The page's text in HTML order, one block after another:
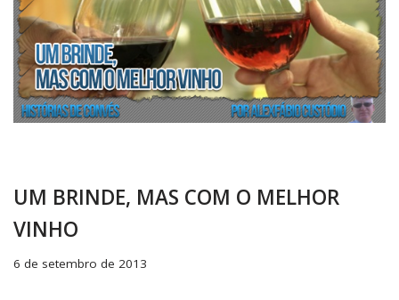
UM BRINDE, MAS COM O MELHOR
VINHO
6 de setembro de 2013